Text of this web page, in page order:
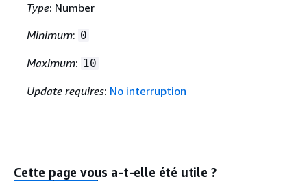
Type: Number
Minimum: 0
Maximum: 10
Update requires: No interruption
Cette page vous a-t-elle été utile ?